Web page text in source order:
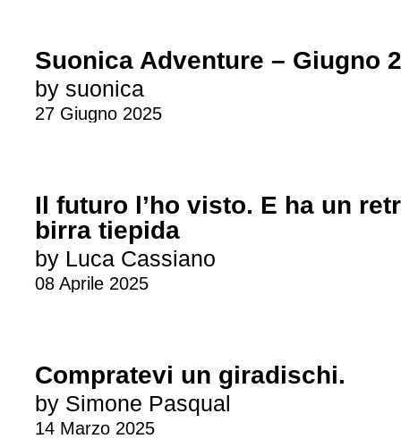
Suonica Adventure – Giugno
by suonica
27 Giugno 2025
Il futuro l’ho visto. E ha un
birra tiepida
by Luca Cassiano
08 Aprile 2025
Compratevi un giradischi.
by Simone Pasqual
14 Marzo 2025